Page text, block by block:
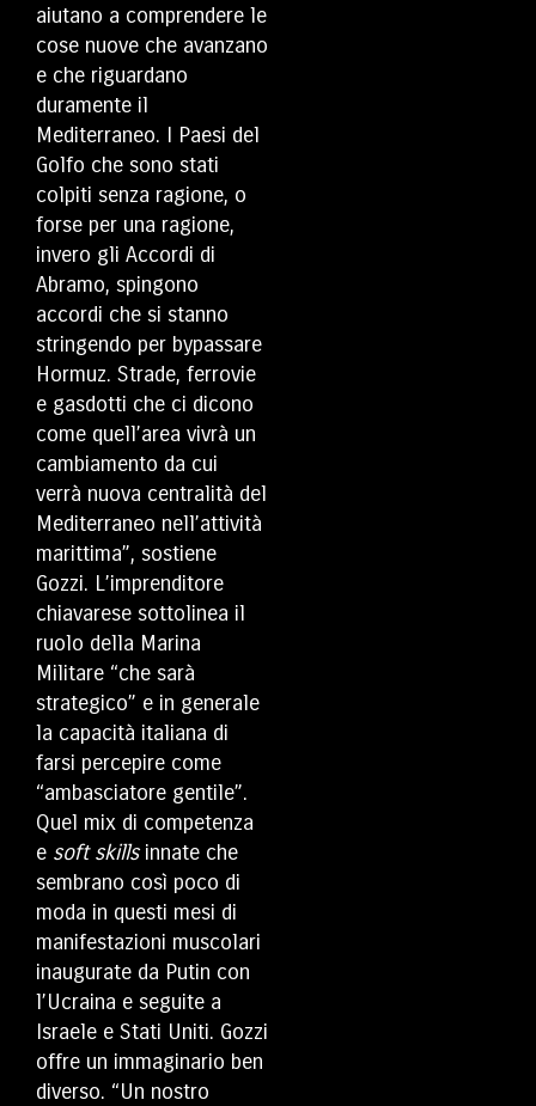
aiutano a comprendere le
cose nuove che avanzano
e che riguardano
duramente il
Mediterraneo. I Paesi del
Golfo che sono stati
colpiti senza ragione, o
forse per una ragione,
invero gli Accordi di
Abramo, spingono
accordi che si stanno
stringendo per bypassare
Hormuz. Strade, ferrovie
e gasdotti che ci dicono
come quell’area vivrà un
cambiamento da cui
verrà nuova centralità del
Mediterraneo nell’attività
marittima”, sostiene
Gozzi. L’imprenditore
chiavarese sottolinea il
ruolo della Marina
Militare “che sarà
strategico” e in generale
la capacità italiana di
farsi percepire come
“ambasciatore gentile”.
Quel mix di competenza
e soft skillsinnate che
sembrano così poco di
moda in questi mesi di
manifestazioni muscolari
inaugurate da Putin con
l’Ucraina e seguite a
Israele e Stati Uniti. Gozzi
offre un immaginario ben
diverso. “Un nostro